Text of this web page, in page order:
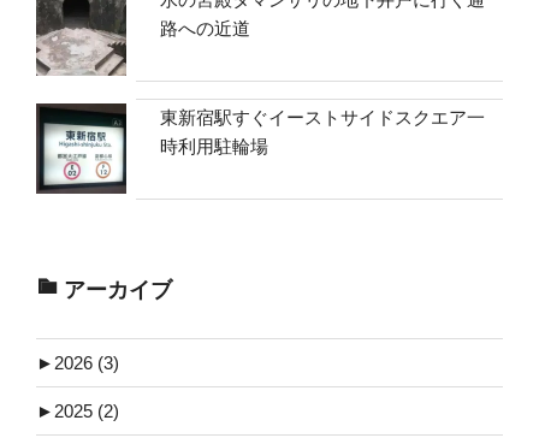
路への近道
東新宿駅すぐイーストサイドスクエア一
時利用駐輪場
アーカイブ
► 2026 (3)
► 2025 (2)